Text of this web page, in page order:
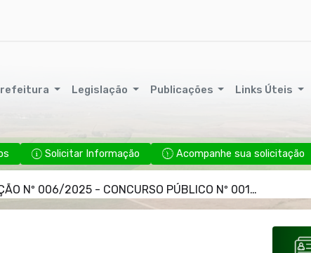
Legislação Publicações Links Úteis
Solicitar Informação Acompanhe sua solicitação
Nº 006/2025 - CONCURSO PÚBLICO Nº 001/2024